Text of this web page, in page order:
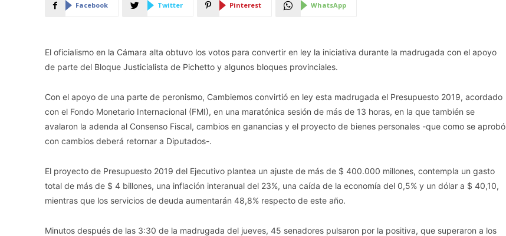
Facebook Twitter Pinterest WhatsApp
El oficialismo en la Cámara alta obtuvo los votos para convertir en ley la iniciativa durante la madrugada con el apoyo
de parte del Bloque Justicialista de Pichetto y algunos bloques provinciales.
Con el apoyo de una parte de peronismo, Cambiemos convirtió en ley esta madrugada el Presupuesto 2019, acordado
con el Fondo Monetario Internacional (FMI), en una maratónica sesión de más de 13 horas, en la que también se
avalaron la adenda al Consenso Fiscal, cambios en ganancias y el proyecto de bienes personales -que como se aprobó
con cambios deberá retornar a Diputados-.
El proyecto de Presupuesto 2019 del Ejecutivo plantea un ajuste de más de $ 400.000 millones, contempla un gasto
total de más de $ 4 billones, una inflación interanual del 23%, una caída de la economía del 0,5% y un dólar a $ 40,10,
mientras que los servicios de deuda aumentarán 48,8% respecto de este año.
Minutos después de las 3:30 de la madrugada del jueves, 45 senadores pulsaron por la positiva, que superaron a los